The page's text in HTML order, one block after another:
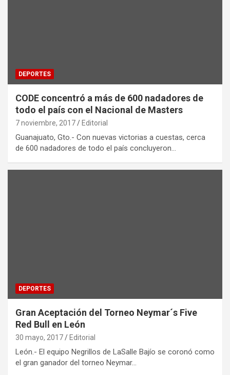
DEPORTES
CODE concentró a más de 600 nadadores de
todo el país con el Nacional de Masters
7 noviembre, 2017 Editorial
Guanajuato, Gto.- Con nuevas victorias a cuestas, cerca
de 600 nadadores de todo el país concluyeron…
DEPORTES
Gran Aceptación del Torneo Neymar´s Five
Red Bull en León
30 mayo, 2017 Editorial
León.- El equipo Negrillos de LaSalle Bajío se coronó como
el gran ganador del torneo Neymar…